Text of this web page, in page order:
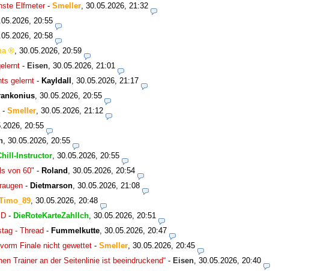
Elfmeter- Smeller 30.05.2026, 21:32
20:55
20:58
30.05.2026, 20:59
- Eisen 30.05.2026, 21:01
gelernt - Kayldall
30.05.2026, 21:17
30.05.2026, 20:55
- Smeller 30.05.2026, 21:12
20:55
30.05.2026, 20:55
Instructor 30.05.2026, 20:55
von 60" - Roland
30.05.2026, 20:54
- Dietmarson 30.05.2026, 21:08
30.05.2026, 20:48
- DieRoteKarteZahlIch 30.05.2026, 20:51
- Thread - Fummelkutte 30.05.2026, 20:47
Finale nicht gewettet - Smeller 30.05.2026, 20:45
Trainer an der Seitenlinie ist beeindruckend“ - Eisen 30.05.2026, 20:40